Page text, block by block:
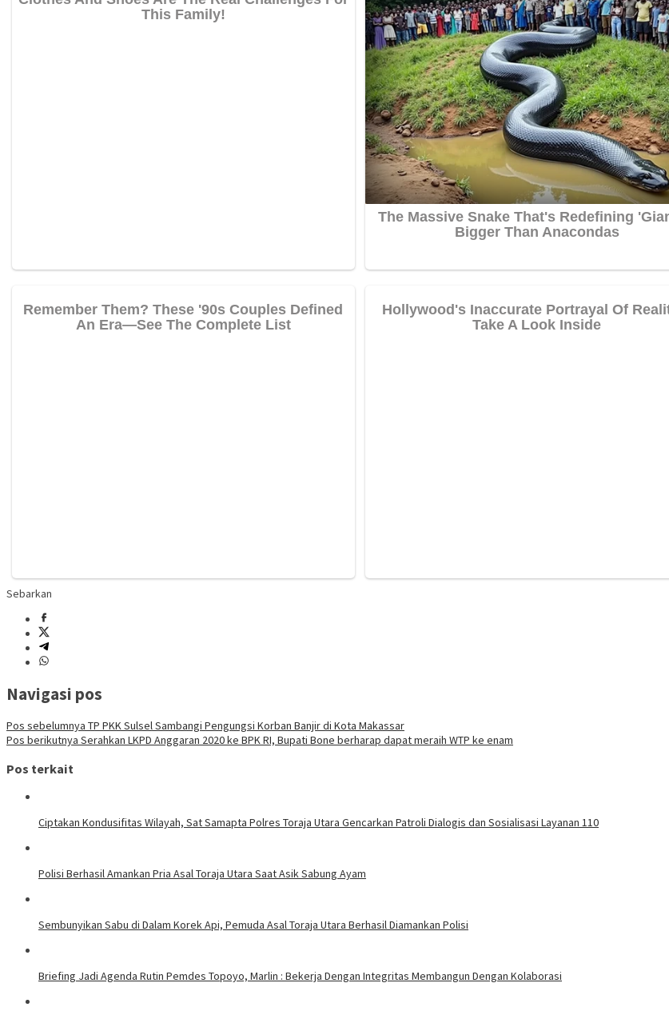
Sebarkan
Navigasi pos
Pos sebelumnya TP PKK Sulsel Sambangi Pengungsi Korban Banjir di Kota Makassar
Pos berikutnya Serahkan LKPD Anggaran 2020 ke BPK RI, Bupati Bone berharap dapat meraih WTP ke enam
Pos terkait
Ciptakan Kondusifitas Wilayah, Sat Samapta Polres Toraja Utara Gencarkan Patroli Dialogis dan Sosialisasi Layanan 110
Polisi Berhasil Amankan Pria Asal Toraja Utara Saat Asik Sabung Ayam
Sembunyikan Sabu di Dalam Korek Api, Pemuda Asal Toraja Utara Berhasil Diamankan Polisi
Briefing Jadi Agenda Rutin Pemdes Topoyo, Marlin : Bekerja Dengan Integritas Membangun Dengan Kolaborasi